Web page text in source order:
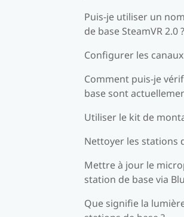
Puis-je utiliser un
de base SteamVR 2.0 ?
Configurer les
Comment puis-je
base sont
Utiliser le kit de
Nettoyer les stations
Mettre à jour le
station de base via
Que signifie la